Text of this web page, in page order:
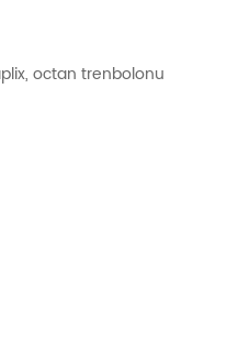
octan trenbolonu